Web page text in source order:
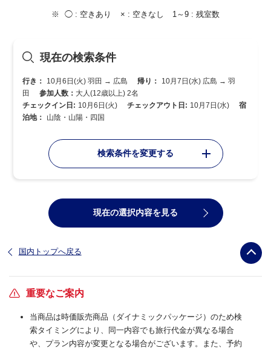
◯ : 空きあり × : 空きなし 1～9 : 残室数
現在の検索条件
行き： 10月6日(火) 羽田 → 広島 帰り：
10月7日(水) 広島 → 羽
田
参加人数： 大人(12歳以上) 2名
チェックイン日: 10月6日(火) チェックアウト日: 10月7日(水)
宿
泊地：
山陰・山陽・四国
検索条件を変更する
現在の選択内容を見る
国内トップへ戻る
重要なご案内
当商品は時価販売商品（ダイナミックパッケージ）のため検
索タイミングにより、同一内容でも旅行代金が異なる場合
や、プラン内容が変更となる場合がございます。また、予約